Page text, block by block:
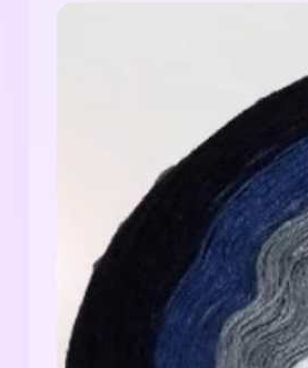
5-fädig: Nadelstärke 4,5 - 5,5
6-fädig: Nadelstärke 5,5 - 6,5
Je nachdem wie locker das
Bobbelgarn: 50% Baumwolle /
Glitzerfaden: 62% Polyester /
Funkelgarn: 43% Baumwolle